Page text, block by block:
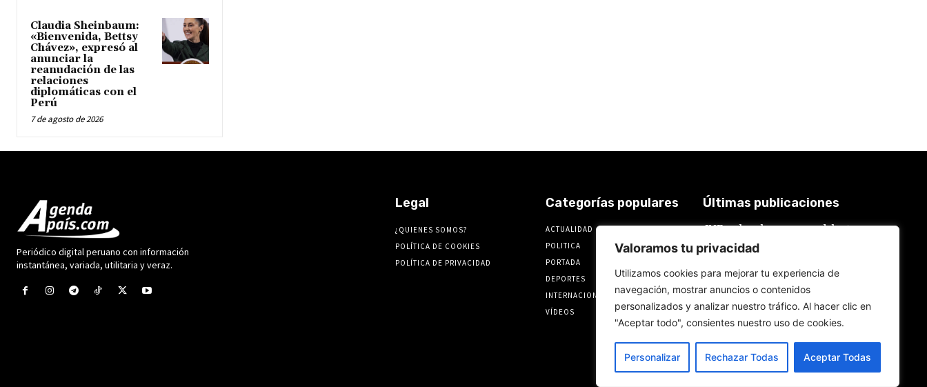
Valoramos tu privacidad
Utilizamos cookies para mejorar tu experiencia de
navegación, mostrar anuncios o contenidos
personalizados y analizar nuestro tráfico. Al hacer clic en
"Aceptar todo", consientes nuestro uso de cookies.
Personalizar Rechazar Todas Aceptar Todas
Claudia Sheinbaum:
«Bienvenida, Bettsy
Chávez», expresó al
anunciar la
reanudación de las
relaciones
diplomáticas con el
Perú
7 de agosto de 2026
Periódico digital peruano con información
instantánea, variada, utilitaria y veraz.
Legal
¿QUIENES SOMOS?
POLÍTICA DE COOKIES
POLÍTICA DE PRIVACIDAD
Categorías populares
ACTUALIDAD
POLITICA
2018
PORTADA
DEPORTES
577
INTERNACIONALES
559
VÍDEOS
534
Últimas publicaciones
JNE se lava las manos: adelanta
que admitirá postulaciones de
alcaldes y gobernadores que
encubiertas”
7 de agosto de 2026
Keiko Fujimori: Gobierno
Sueldo mínimo fragmentado y
feriados reacomodados
7 de agosto de 2026